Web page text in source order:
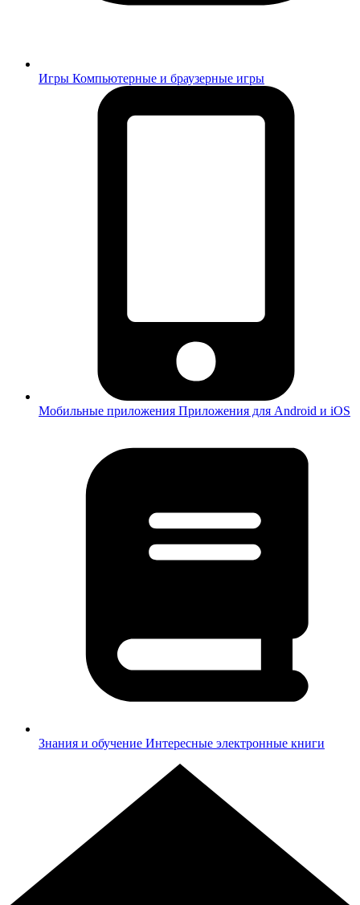
Игры Компьютерные и браузерные игры
Мобильные приложения Приложения для Android и iOS
Знания и обучение Интересные электронные книги